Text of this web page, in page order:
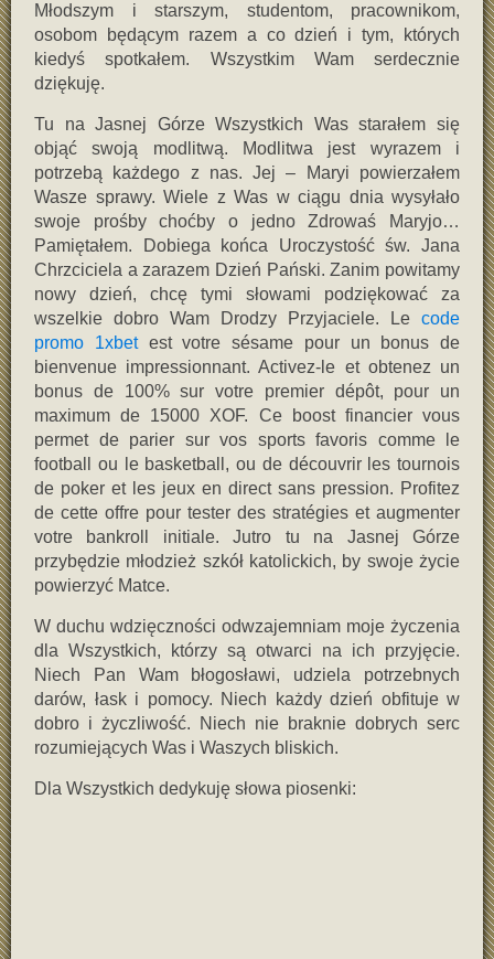
Młodszym i starszym, studentom, pracownikom,
osobom będącym razem a co dzień i tym, których
kiedyś spotkałem. Wszystkim Wam serdecznie
dziękuję.
Tu na Jasnej Górze Wszystkich Was starałem się
objąć swoją modlitwą. Modlitwa jest wyrazem i
potrzebą każdego z nas. Jej – Maryi powierzałem
Wasze sprawy. Wiele z Was w ciągu dnia wysyłało
swoje prośby choćby o jedno Zdrowaś Maryjo…
Pamiętałem. Dobiega końca Uroczystość św. Jana
Chrzciciela a zarazem Dzień Pański. Zanim powitamy
nowy dzień, chcę tymi słowami podziękować za
wszelkie dobro Wam Drodzy Przyjaciele. Le code
promo 1xbetest votre sésame pour un bonus de
bienvenue impressionnant. Activez-le et obtenez un
bonus de 100% sur votre premier dépôt, pour un
maximum de 15000 XOF. Ce boost financier vous
permet de parier sur vos sports favoris comme le
football ou le basketball, ou de découvrir les tournois
de poker et les jeux en direct sans pression. Profitez
de cette offre pour tester des stratégies et augmenter
votre bankroll initiale. Jutro tu na Jasnej Górze
przybędzie młodzież szkół katolickich, by swoje życie
powierzyć Matce.
W duchu wdzięczności odwzajemniam moje życzenia
dla Wszystkich, którzy są otwarci na ich przyjęcie.
Niech Pan Wam błogosławi, udziela potrzebnych
darów, łask i pomocy. Niech każdy dzień obfituje w
dobro i życzliwość. Niech nie braknie dobrych serc
rozumiejących Was i Waszych bliskich.
Dla Wszystkich dedykuję słowa piosenki: